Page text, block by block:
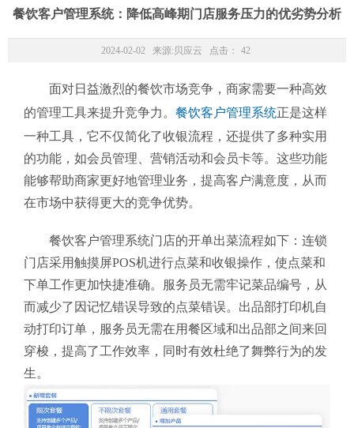
餐饮客户管理系统：降低高峰期门店服务压力的优劣势分析
2024-02-02 来源: 贝应云 点击： 42
面对日益激烈的餐饮市场竞争，商家需要一种高效
的管理工具来提升竞争力。 餐饮客户管理系统正是这样
一种工具，它不仅简化了收银流程，还提供了多种实用
的功能，如会员管理、营销活动和会员卡等。这些功能
能够帮助商家更好地管理业务，提高客户满意度，从而
在市场中获得更大的竞争优势。
餐饮客户管理系统门店的开单出菜流程如下：连锁
门店采用触摸屏POS机进行点菜和收银操作，使点菜和
下单工作更加快捷准确。服务员无需牢记菜品编号，从
而减少了因记忆错误导致的点菜错误。出品部打印机自
动打印订单，服务员无需在用餐区域和出品部之间来回
穿梭，提高了工作效率，同时有效杜绝了舞弊行为的发
生。